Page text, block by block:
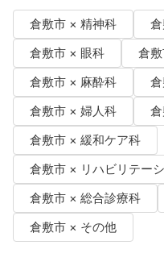
倉敷市 × 精神科
倉敷市 × 眼科
倉
倉敷市 × 麻酔科
倉敷市 × 婦人科
倉敷市 × 緩和ケア科
倉敷市 × リハビリテー
倉敷市 × 総合診療科
倉敷市 × その他